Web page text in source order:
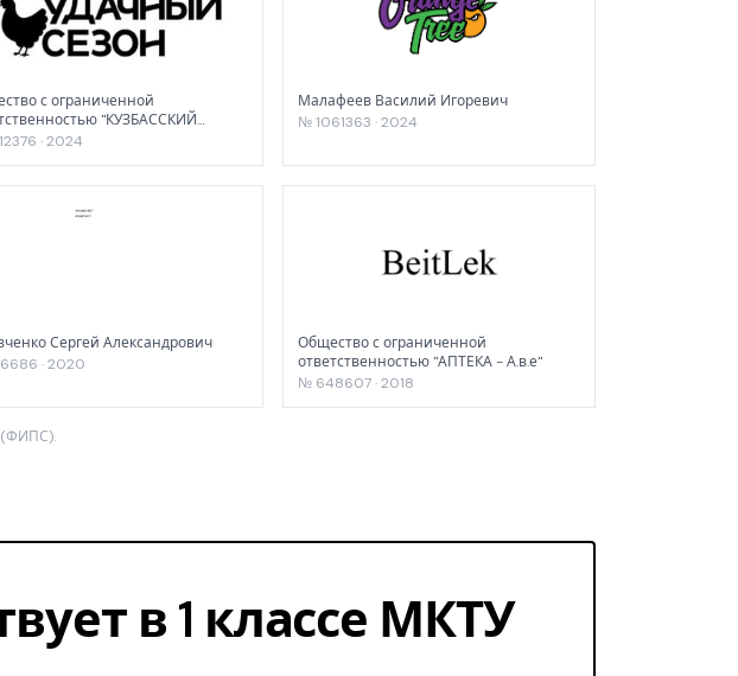
с ограниченной
"КУЗБАССКИЙ
· 2024
Малафеев Василий Игоревич
№ 1061363 · 2024
Сергей Александрович
· 2020
Общество с ограниченной
ответственностью "АПТЕКА - А.в.е"
№ 648607 · 2018
(ФИПС).
в 1 классе МКТУ